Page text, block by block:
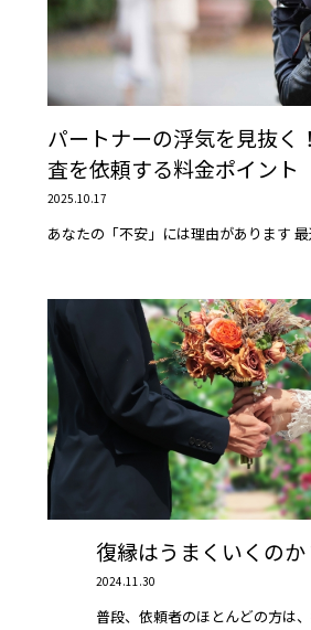
パートナーの浮気を見抜く
査を依頼する料金ポイント
2025.10.17
あなたの「不安」には理由があります
復縁はうまくいくのか
2024.11.30
普段、依頼者のほとんどの方は